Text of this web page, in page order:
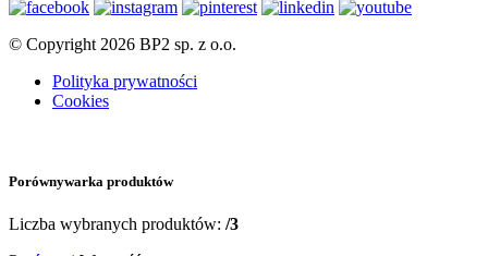
© Copyright 2026 BP2 sp. z o.o.
Polityka prywatności
Cookies
Porównywarka produktów
Liczba wybranych produktów: /3